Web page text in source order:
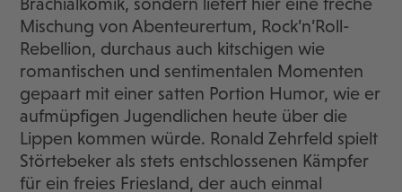
Mischung von Abenteurertum, Rock’n’Roll-
Rebellion, durchaus auch kitschigen wie
romantischen und sentimentalen Momenten
gepaart mit einer satten Portion Humor, wie er
aufmüpfigen Jugendlichen heute über die
Lippen kommen würde. Ronald Zehrfeld spielt
Störtebeker als stets entschlossenen Kämpfer
für ein freies Friesland, der auch einmal